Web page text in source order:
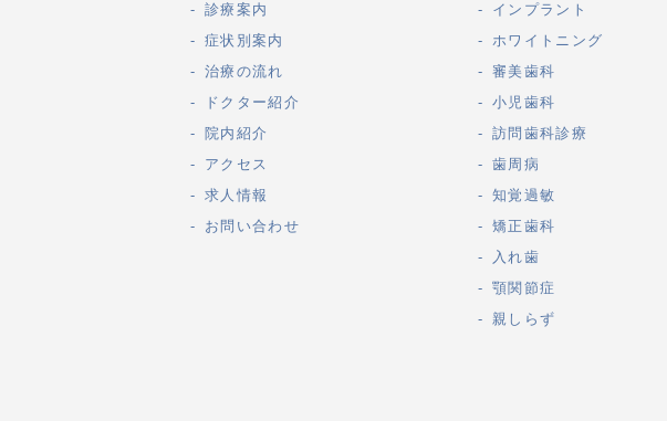
診療案内
症状別案内
治療の流れ
ドクター紹介
院内紹介
アクセス
求人情報
お問い合わせ
インプラント
ホワイトニング
審美歯科
小児歯科
訪問歯科診療
歯周病
知覚過敏
矯正歯科
入れ歯
顎関節症
親しらず